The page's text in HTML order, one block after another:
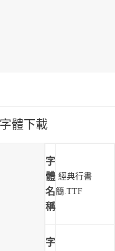
體下載
字
體
名
稱
經典行書
簡.TTF
字